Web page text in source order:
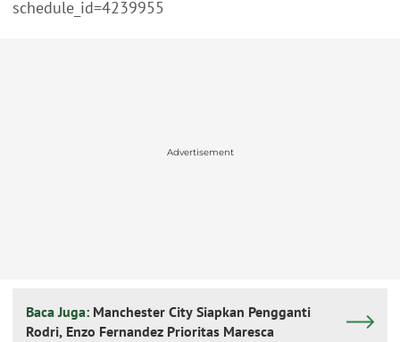
schedule_id=4239955
Advertisement
Baca Juga: Manchester City Siapkan Pengganti
Rodri, Enzo Fernandez Prioritas Maresca